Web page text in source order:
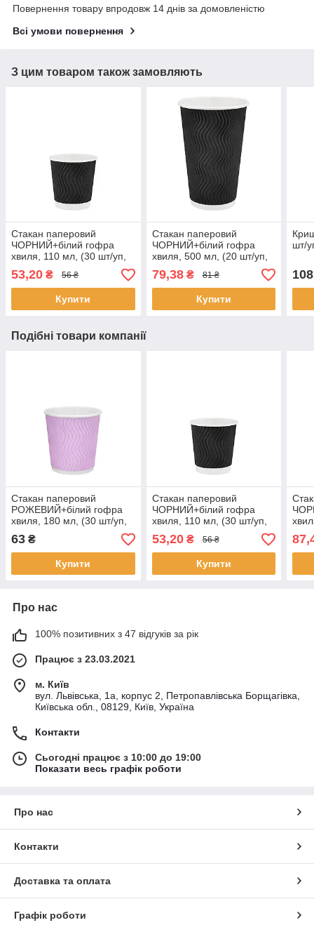
Повернення товару впродовж 14 днів за домовленістю
Всі умови повернення
З цим товаром також замовляють
Стакан паперовий
ЧОРНИЙ+білий гофра
хвиля, 110 мл, (30 шт/уп,
48 уп/ящ)
53,20 ₴ 56 ₴
Купити
Стакан паперовий
ЧОРНИЙ+білий гофра
хвиля, 500 мл, (20 шт/уп,
24 уп/ящ), П-90
79,38₴ 81 ₴
Купити
шт/
108
Подібні товари компанії
Стакан паперовий
РОЖЕВИЙ+білий гофра
хвиля, 180 мл, (30 шт/уп,
63 ₴
Купити
Стакан паперовий
ЧОРНИЙ+білий гофра
хвиля, 110 мл, (30 шт/уп,
53,20₴ 56 ₴
Купити
Про нас
100% позитивних з 47 відгуків за рік
Працює з 23.03.2021
м. Київ
вул. Львівська, 1а, корпус 2, Петропавлівська Борщагівка,
Київська обл., 08129, Київ, Україна
Контакти
Сьогодні працює з 10:00 до 19:00
Показати весь графік роботи
Про нас
Контакти
Доставка та оплата
Графік роботи